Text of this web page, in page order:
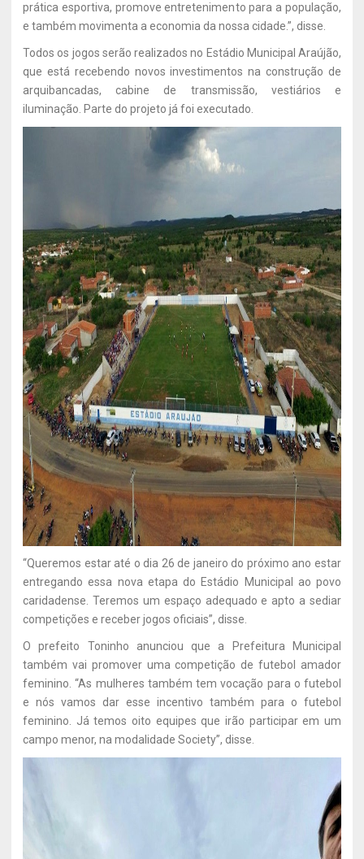
prática esportiva, promove entretenimento para a população,
e também movimenta a economia da nossa cidade.”, disse.
Todos os jogos serão realizados no Estádio Municipal Araújão,
que está recebendo novos investimentos na construção de
arquibancadas, cabine de transmissão, vestiários e
iluminação. Parte do projeto já foi executado.
“Queremos estar até o dia 26 de janeiro do próximo ano estar
entregando essa nova etapa do Estádio Municipal ao povo
caridadense. Teremos um espaço adequado e apto a sediar
competições e receber jogos oficiais”, disse.
O prefeito Toninho anunciou que a Prefeitura Municipal
também vai promover uma competição de futebol amador
feminino. “As mulheres também tem vocação para o futebol
e nós vamos dar esse incentivo também para o futebol
feminino. Já temos oito equipes que irão participar em um
campo menor, na modalidade Society”, disse.